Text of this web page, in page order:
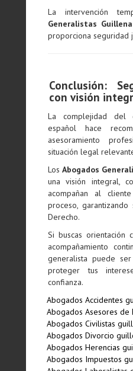
La intervención
Generalistas Guillena
proporciona seguridad
Conclusión:
con visión
La complejidad del
español hace
asesoramiento
situación legal
LosAbogados
una visión integral,
acompañan al
proceso, garantizando
Derecho.
Si buscas orientación
acompañamiento
generalista puede
proteger tus
confianza.
Abogados Accidentes
Abogados Asesores de
Abogados Civilistas
Abogados Divorcio
Abogados Herencias
Abogados Impuestos